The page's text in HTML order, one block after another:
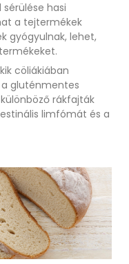
hasi
a tejtermékek
gyógyulnak, lehet,
cöliákiában
gluténmentes
rákfajták
limfómát és a